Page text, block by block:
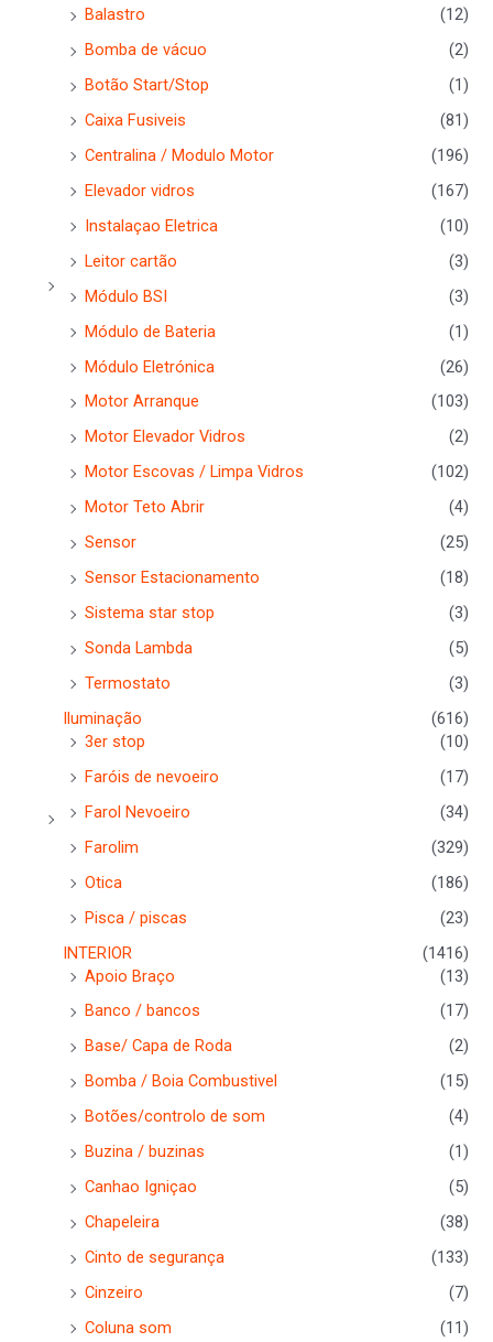
Balastro
(12)
Bomba de vácuo
(2)
Botão Start/Stop
(1)
Caixa Fusiveis
(81)
Centralina / Modulo Motor
(196)
Elevador vidros
(167)
Instalaçao Eletrica
(10)
Leitor cartão
(3)
Módulo BSI
(3)
Módulo de Bateria
(1)
Módulo Eletrónica
(26)
Motor Arranque
(103)
Motor Elevador Vidros
(2)
Motor Escovas / Limpa Vidros
(102)
Motor Teto Abrir
(4)
Sensor
(25)
Sensor Estacionamento
(18)
Sistema star stop
(3)
Sonda Lambda
(5)
Termostato
(3)
Iluminação
(616)
3er stop
(10)
Faróis de nevoeiro
(17)
Farol Nevoeiro
(34)
Farolim
(329)
Otica
(186)
Pisca / piscas
(23)
INTERIOR
(1416)
Apoio Braço
(13)
Banco / bancos
(17)
Base/ Capa de Roda
(2)
Bomba / Boia Combustivel
(15)
Botões/controlo de som
(4)
Buzina / buzinas
(1)
Canhao Igniçao
(5)
Chapeleira
(38)
Cinto de segurança
(133)
Cinzeiro
(7)
Coluna som
(11)